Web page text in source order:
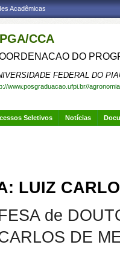
Acadêmicas
CCA
DO
FEDERAL DO
www.posgraduacao.ufpi.br//agronomia
Seletivos Notícias
LUIZ
de
DE